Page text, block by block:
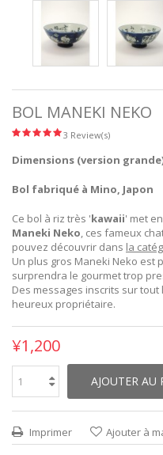
BOL MANEKI NEKO
3 Review(s)
Dimensions (version
Bol fabriqué à Mino, Japon
Ce bol à riz très 'kawaii' met
Maneki Neko, ces fameux
pouvez découvrir dans la
Un plus gros Maneki Neko est
surprendra le gourmet trop
Des messages inscrits sur tout
heureux propriétaire.
¥1,200
AJOUTER AU
Imprimer Ajouter à